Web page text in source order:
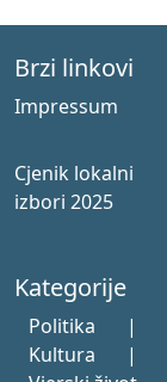
Brzi linkovi
Impressum
Cjenik lokalni
izbori 2025
Kategorije
Politika |
Kultura
|